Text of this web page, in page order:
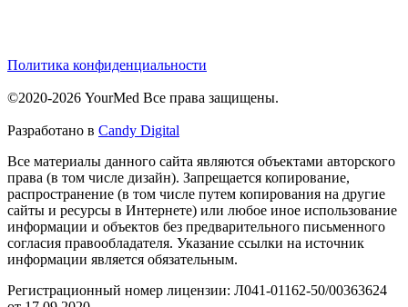
Политика конфиденциальности
©2020-2026 YourMed Все права защищены.
Разработано в Candy Digital
Все материалы данного сайта являются объектами авторского
права (в том числе дизайн). Запрещается копирование,
распространение (в том числе путем копирования на другие
сайты и ресурсы в Интернете) или любое иное использование
информации и объектов без предварительного письменного
согласия правообладателя. Указание ссылки на источник
информации является обязательным.
Регистрационный номер лицензии: Л041-01162-50/00363624